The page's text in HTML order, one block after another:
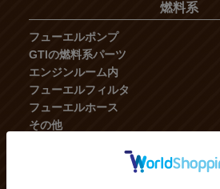
燃料系
フューエルポンプ
GTIの燃料系パーツ
エンジンルーム内
フューエルフィルタ
フューエルホース
その他
冷却系